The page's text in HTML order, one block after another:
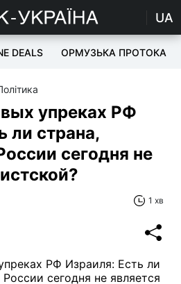
UA
DEALS ОРМУЗЬКА ПРОТОКА
упреках РФ
ли страна,
сегодня не
1 хв